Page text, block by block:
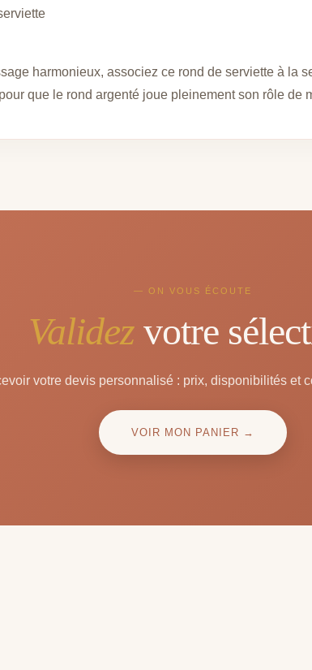
harmonieux, associez ce rond de serviette à la
que le rond argenté joue pleinement son rôle de
— ON VOUS ÉCOUTE
Validez votre
votre devis personnalisé : prix, disponibilités et
VOIR MON PANIER →